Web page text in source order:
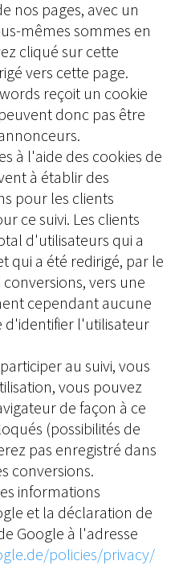
nos pages, avec un
mêmes sommes en
cliqué sur cette
vers cette page.
reçoit un cookie
donc pas être
à l'aide des cookies de
à établir des
pour les clients
ce suivi. Les clients
d'utilisateurs qui a
qui a été redirigé, par le
vers une
cependant aucune
l'utilisateur
au suivi, vous
vous pouvez
de façon à ce
(possibilités de
pas enregistré dans
conversions.
informations
et la déclaration de
Google à l'adresse
policies/privacy/